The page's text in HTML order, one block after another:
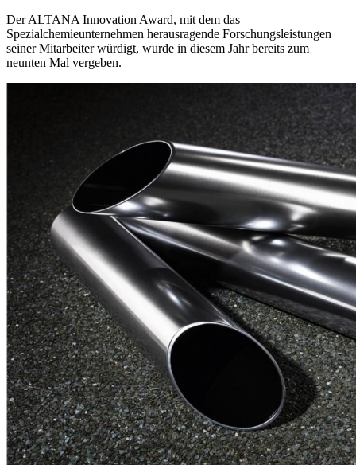
Der ALTANA Innovation Award, mit dem das
Spezialchemieunternehmen herausragende Forschungsleistungen
seiner Mitarbeiter würdigt, wurde in diesem Jahr bereits zum
neunten Mal vergeben.